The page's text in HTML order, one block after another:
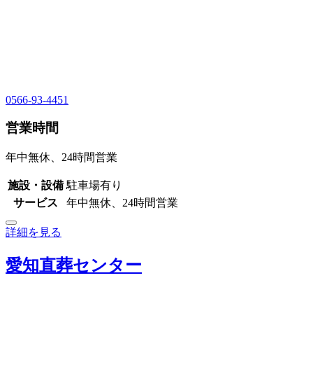
0566-93-4451
営業時間
年中無休、24時間営業
施設・設備 駐車場有り
サービス
年中無休、24時間営業
詳細を見る
愛知直葬センター